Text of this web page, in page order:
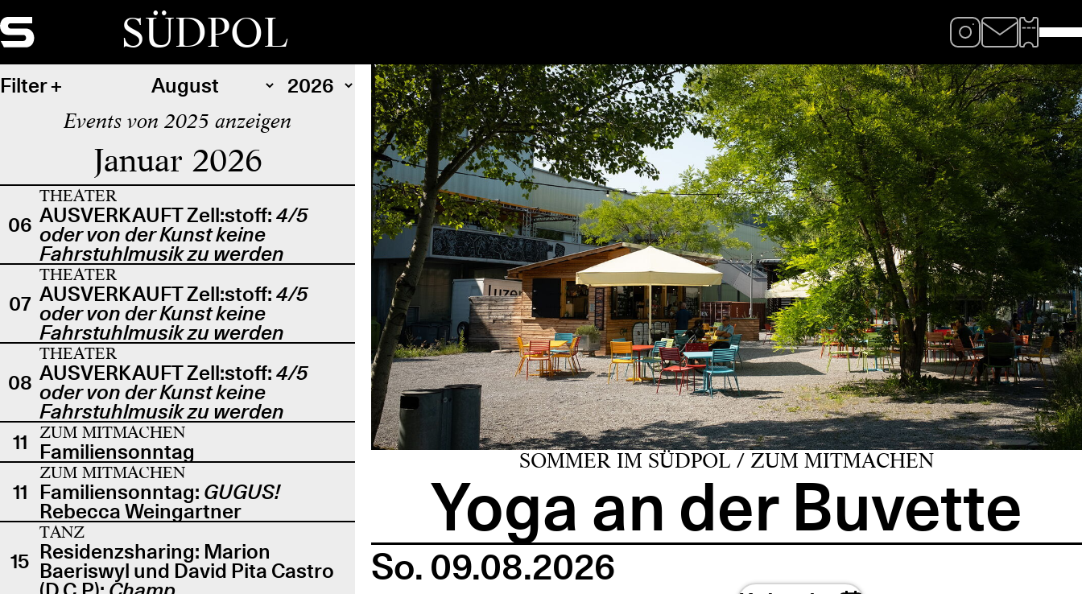
SÜDPOL
Filter
Events von 2025 anzeigen
Januar 2026
06
THEATER
AUSVERKAUFT Zell:stoff: 4/5
oder von der Kunst keine
Fahrstuhlmusik zu werden
07
THEATER
AUSVERKAUFT Zell:stoff: 4/5
oder von der Kunst keine
Fahrstuhlmusik zu werden
08
THEATER
AUSVERKAUFT Zell:stoff: 4/5
oder von der Kunst keine
Fahrstuhlmusik zu werden
11
ZUM MITMACHEN
Familiensonntag
11
ZUM MITMACHEN
Familiensonntag: GUGUS!
Rebecca Weingartner
15
TANZ
Residenzsharing: Marion
Baeriswyl und David Pita Castro
SOMMER IM SÜDPOL / ZUM MITMACHEN
Yoga an der Buvette
So. 09.08.2026